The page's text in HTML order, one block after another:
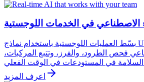
الاصطناعي في الخدمات اللوجستية
بسّط العمليات اللوجستية باستخدام نماذج Ultralytics YOLO. تُمكّن
فحص الطرود، والفرز، وتتبع المركبات،
اعرف المزيد